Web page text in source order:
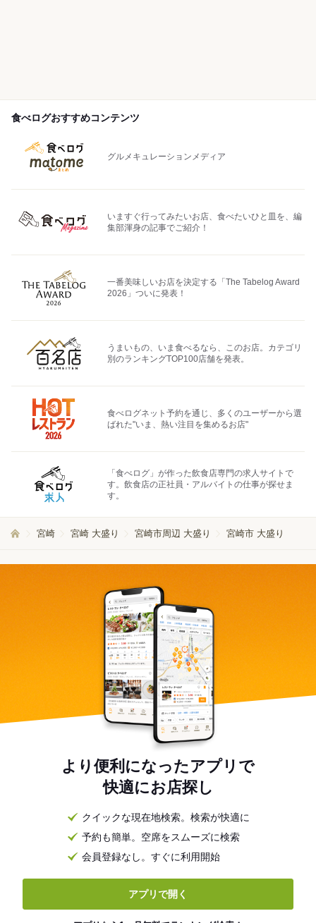
食べログおすすめコンテンツ
グルメキュレーションメディア
いますぐ行ってみたいお店、食べたいひと皿を、編
集部渾身の記事でご紹介！
一番美味しいお店を決定する「The Tabelog Award
2026」ついに発表！
うまいもの、いま食べるなら、このお店。カテゴリ
別のランキングTOP100店舗を発表。
食べログネット予約を通じ、多くのユーザーから選
ばれた"いま、熱い注目を集めるお店"
「食べログ」が作った飲食店専門の求人サイトで
す。飲食店の正社員・アルバイトの仕事が探せま
す。
宮崎 宮崎 大盛り 宮崎市周辺 大盛り 宮崎市 大盛り
より便利になったアプリで
快適にお店探し
クイックな現在地検索。検索が快適に
予約も簡単。空席をスムーズに検索
会員登録なし。すぐに利用開始
アプリで開く